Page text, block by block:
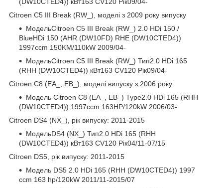
Citroen C5 III Break (RW_), моделі з 2009 року випуску
МодельCitroen C5 III Break (RW_) 2.0 HDi 150 /
BlueHDi 150 (AHR (DW10FD) RHE (DW10CTED4))
1997ccm 150KM/110kW 2009/04-
МодельCitroen C5 III Break (RW_) Тип2.0 HDi 165
(RHH (DW10CTED4)) кВт163 CV120 Рік09/04-
Citroen C8 (EA_, EB_), моделі випуску з 2006 року
Модель Citroen C8 (EA_, EB_) Type2.0 HDi 165 (RHH
(DW10CTED4)) 1997ccm 163HP/120kW 2006/03-
Citroen DS4 (NX_), рік випуску: 2011-2015
МодельDS4 (NX_) Тип2.0 HDi 165 (RHH
(DW10CTED4)) кВт163 CV120 Рік04/11-07/15
Citroen DS5, рік випуску: 2011-2015
Модель DS5 2.0 HDi 165 (RHH (DW10CTED4)) 1997
ccm 163 hp/120kW 2011/11-2015/07